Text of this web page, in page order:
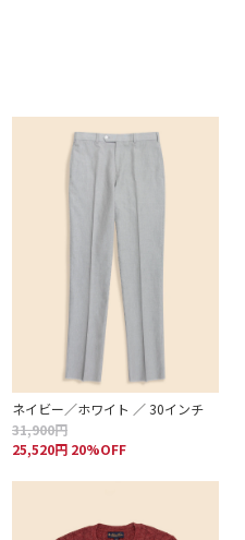
ネイビー／ホワイト ／ 30インチ
31,900円
25,520円 20%OFF